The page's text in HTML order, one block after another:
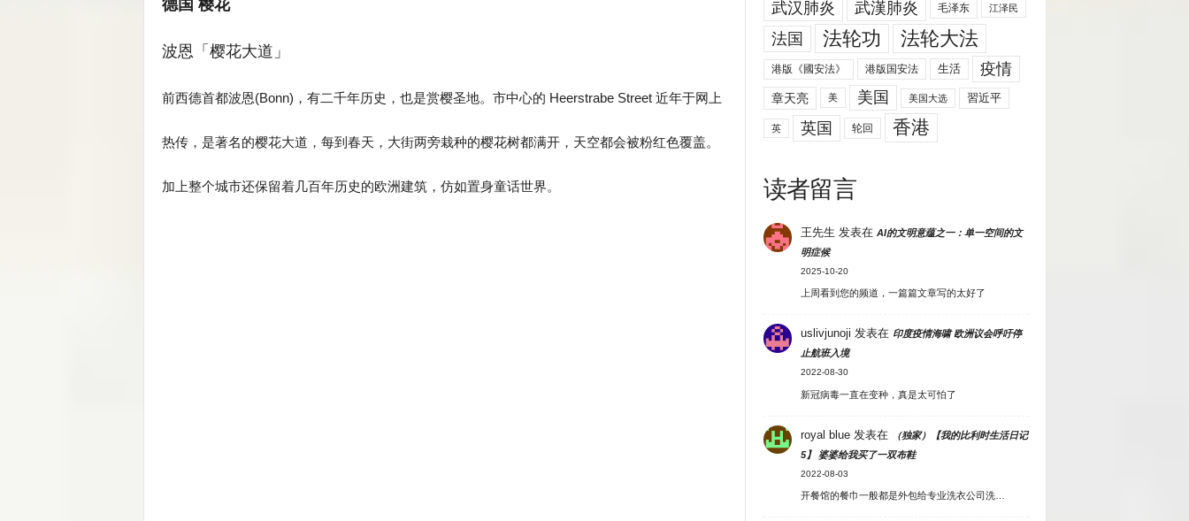
波恩「樱花大道」
前西德首都波恩(Bonn)，有二千年历史，也是赏樱圣地。市中心的 Heerstrabe Street 近年于网上
热传，是著名的樱花大道，每到春天，大街两旁栽种的樱花树都满开，天空都会被粉红色覆盖。
加上整个城市还保留着几百年历史的欧洲建筑，仿如置身童话世界。
武汉肺炎 武漢肺炎 毛泽东 江泽民
法国 法轮功 法轮大法
港版《國安法》 港版国安法 生活 疫情
章天亮 美 美国 美国大选 習近平
英 英国 轮回 香港
读者留言
王先生 发表在 AI的文明意蕴之一：单一空间的文
明症候
2025-10-20
上周看到您的频道，一篇篇文章写的太好了
uslivjunoji 发表在 印度疫情海啸 欧洲议会呼吁停
止航班入境
2022-08-30
新冠病毒一直在变种，真是太可怕了
royal blue发表在
（独家）【我的比利时生活日记
5】 婆婆给我买了一双布鞋
2022-08-03
开餐馆的餐巾一般都是外包给专业洗衣公司洗…